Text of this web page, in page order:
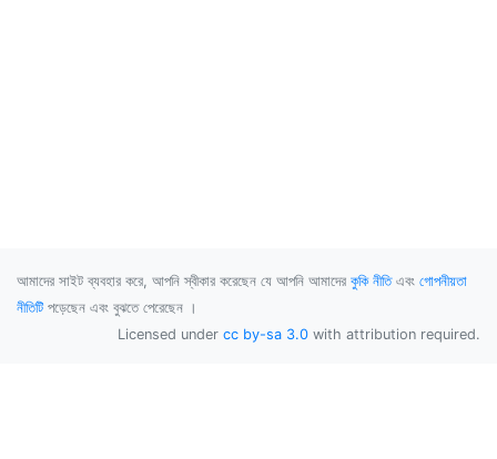
আমাদের সাইট ব্যবহার করে, আপনি স্বীকার করেছেন যে আপনি আমাদের কুকি নীতিএবং গোপনীয়তা
নীতিটি পড়েছেন এবং বুঝতে পেরেছেন ।
Licensed under cc by-sa 3.0 with attribution required.